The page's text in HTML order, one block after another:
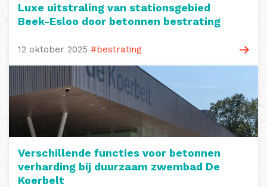
Luxe uitstraling van stationsgebied
Beek-Esloo door betonnen bestrating
12 oktober 2025 #bestrating
Verschillende functies voor betonnen
verharding bij duurzaam zwembad De
Koerbelt